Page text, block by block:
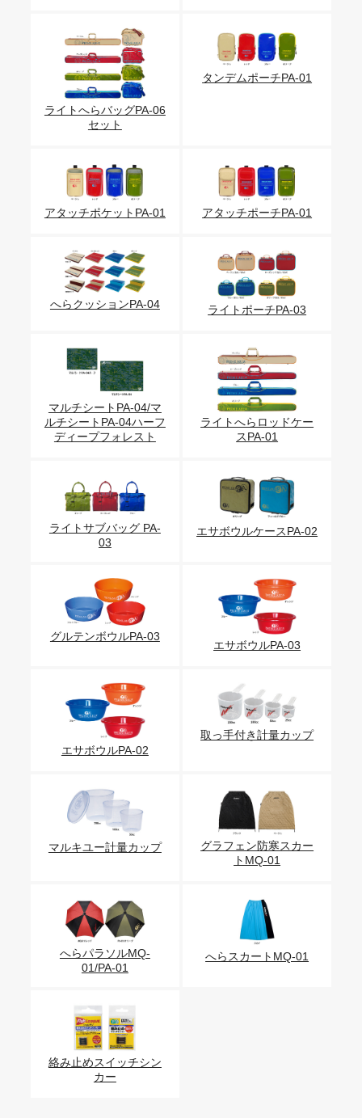
ライトへらバッグPA-06
セット
タンデムポーチPA-01
アタッチポケットPA-01 アタッチポーチPA-01
へらクッションPA-04 ライトポーチPA-03
マルチシートPA-04/マ
ルチシートPA-04ハーフ
ディープフォレスト
ライトへらロッドケー
スPA-01
ライトサブバッグ PA-
03
エサボウルケースPA-02
グルテンボウルPA-03
エサボウルPA-03
エサボウルPA-02
取っ手付き計量カップ
マルキユー計量カップ
グラフェン防寒スカー
トMQ-01
へらパラソルMQ-
01/PA-01
へらスカートMQ-01
絡み止めスイッチシン
カー